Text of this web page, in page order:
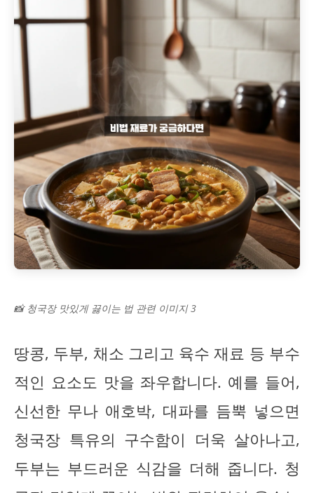
📸 청국장 맛있게 끓이는 법 관련 이미지 3
땅콩, 두부, 채소 그리고 육수 재료 등 부수
적인 요소도 맛을 좌우합니다. 예를 들어,
신선한 무나 애호박, 대파를 듬뿍 넣으면
청국장 특유의 구수함이 더욱 살아나고,
두부는 부드러운 식감을 더해 줍니다. 청